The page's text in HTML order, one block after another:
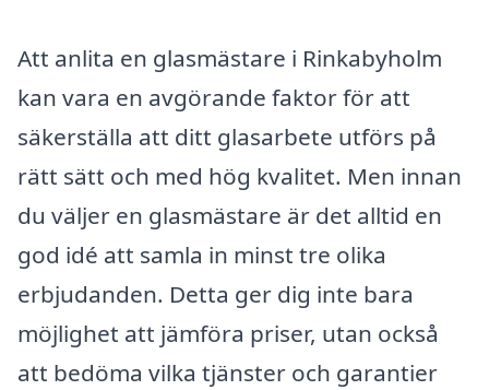
Att anlita en glasmästare i Rinkabyholm
kan vara en avgörande faktor för att
säkerställa att ditt glasarbete utförs på
rätt sätt och med hög kvalitet. Men innan
du väljer en glasmästare är det alltid en
god idé att samla in minst tre olika
erbjudanden. Detta ger dig inte bara
möjlighet att jämföra priser, utan också
att bedöma vilka tjänster och garantier